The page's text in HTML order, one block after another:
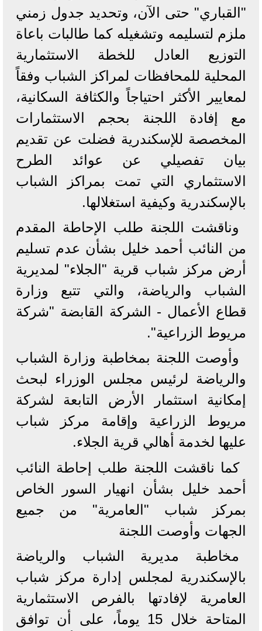
"القباري" حتى الآن، وتحديد جدول زمني
ملزم لتسليمه وتشغيله كما طالبات باعاة
التوزيع العادل للخطة الاستثمارية
المحلية للمحافظات لمراكز الشباب وفقاً
لمعايير الأكثر احتياجاً والكثافة السكانية،
مع إفادة اللجنة بحجم الاستثمارات
المخصصة للإسكندرية فضلت عن تقديم
بيان تفصيلي عن عوائد الطرح
الاستثماري التي تمت بمراكز الشباب
بالإسكندرية وكيفية استغلالها.
وناقشت اللجنة طلب الإحاطة المقدم
من النائب أحمد خليل بشأن عدم تسليم
أرض مركز شباب قرية "الجلاء" لمديرية
الشباب والرياضة، والتي تتبع وزارة
قطاع الأعمال - الشركة القابضة "شركة
مريوط الزراعية".
وأوصت اللجنة بمخاطبة وزارة الشباب
والرياضة لرئيس مجلس الوزراء لبحث
إمكانية استثمار الأرض التابعة لشركة
مريوط الزراعية وإقامة مركز شباب
عليها لخدمة أهالي قرية الجلاء.
كما ناقشت اللجنة طلب إحاطة النائب
أحمد خليل بشأن انهيار السور الخاص
بمركز شباب "العامرية" من جميع
الجهات وأوصت اللجنة
مخاطبة مديرية الشباب والرياضة
بالإسكندرية لمجلس إدارة مركز شباب
العامرية لإفادتها بالفرص الاستثمارية
المتاحة خلال 15 يوماً، على أن توافق